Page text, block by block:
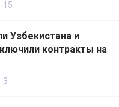
15
Узбекистана и
контракты на
3